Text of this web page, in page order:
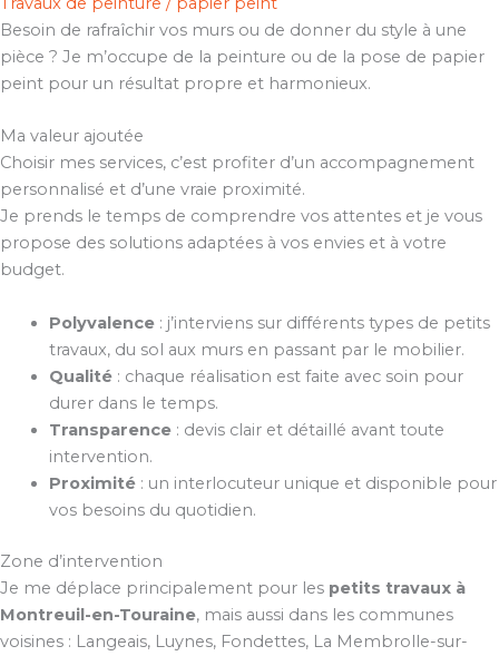
Besoin de rafraîchir vos murs ou de donner du style à une
pièce ? Je m’occupe de la peinture ou de la pose de papier
peint pour un résultat propre et harmonieux.
Ma valeur ajoutée
Choisir mes services, c’est profiter d’un accompagnement
personnalisé et d’une vraie proximité.
Je prends le temps de comprendre vos attentes et je vous
propose des solutions adaptées à vos envies et à votre
budget.
Polyvalence: j’interviens sur différents types de petits
travaux, du sol aux murs en passant par le mobilier.
Qualité: chaque réalisation est faite avec soin pour
durer dans le temps.
Transparence: devis clair et détaillé avant toute
intervention.
Proximité: un interlocuteur unique et disponible pour
vos besoins du quotidien.
Zone d’intervention
Je me déplace principalement pour les petits travaux à
Montreuil-en-Touraine, mais aussi dans les communes
voisines : Langeais, Luynes, Fondettes, La Membrolle-sur-